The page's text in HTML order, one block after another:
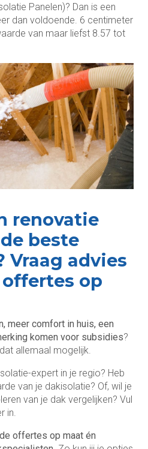
Panelen)? Dan is een
dan voldoende. 6 centimeter
van maar liefst 8.57 tot
renovatie
beste
Vraag advies
op
meer comfort in huis, een
komen voor subsidies?
allemaal mogelijk.
expert in je regio? Heb
van je dakisolatie? Of, wil je
van je dak vergelijken? Vul
in.
offertes op maat én